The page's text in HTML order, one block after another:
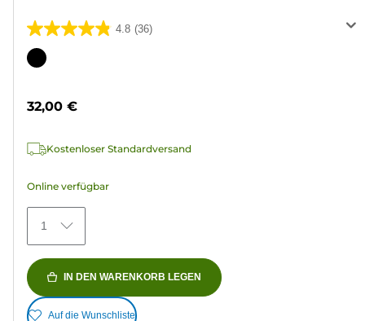
4.8 (36)
4.8
von
36
Farbpatrone
32,00 €
Kostenloser Standardversand
Online verfügbar
1
IN DEN WARENKORB LEGEN
Auf die Wunschliste